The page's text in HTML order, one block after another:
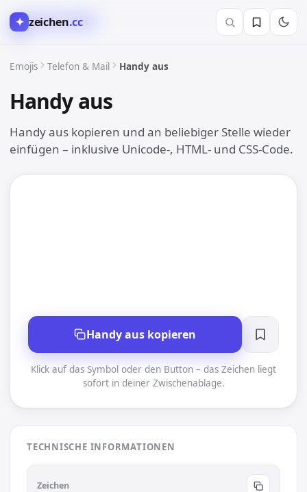
✦ zeichen.cc
Emojis Telefon & Mail Handy aus
Handy aus📴
Handy aus kopieren und an beliebiger Stelle wieder
einfügen – inklusive Unicode-, HTML- und CSS-Code.
📞 Telefon & Mail
Handy aus kopieren
Klick auf das Symbol oder den Button – das Zeichen liegt
sofort in deiner Zwischenablage.
TECHNISCHE INFORMATIONEN
Zeichen